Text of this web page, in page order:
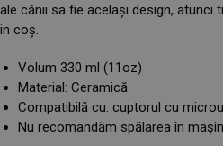
ale cănii sa fie același design, atunci
in coș.
Volum 330 ml (11oz)
Material: Ceramică
Compatibilă cu: cuptorul cu
Nu recomandăm spălarea în